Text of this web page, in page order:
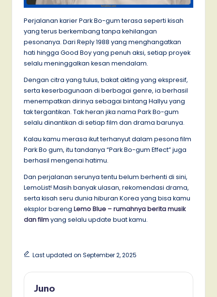
Perjalanan karier Park Bo-gum terasa seperti kisah
yang terus berkembang tanpa kehilangan
pesonanya. Dari Reply 1988 yang menghangatkan
hati hingga Good Boy yang penuh aksi, setiap proyek
selalu meninggalkan kesan mendalam.
Dengan citra yang tulus, bakat akting yang ekspresif,
serta keserbagunaan di berbagai genre, ia berhasil
menempatkan dirinya sebagai bintang Hallyu yang
tak tergantikan. Tak heran jika nama Park Bo-gum
selalu dinantikan di setiap film dan drama barunya.
Kalau kamu merasa ikut terhanyut dalam pesona film
Park Bo gum, itu tandanya “Park Bo-gum Effect” juga
berhasil mengenai hatimu.
Dan perjalanan serunya tentu belum berhenti di sini,
LemoList! Masih banyak ulasan, rekomendasi drama,
serta kisah seru dunia hiburan Korea yang bisa kamu
eksplor bareng Lemo Blue – rumahnya berita musik
dan filmyang selalu update buat kamu.
Last updated on September 2, 2025
Juno